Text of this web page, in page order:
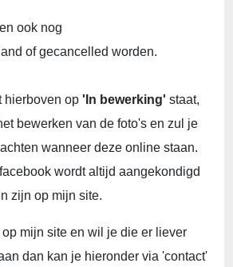
ook nog
of gecancelled worden.
hierboven op 'In bewerking' staat,
bewerken van de foto's en zul je
wanneer deze online staan.
wordt altijd aangekondigd
zijn op mijn site.
mijn site en wil je die er liever
dan kan je hieronder via 'contact'